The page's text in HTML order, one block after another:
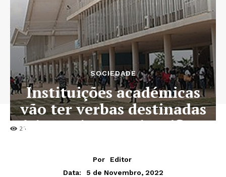
26
SOCIEDADE
Instituições académicas
vão ter verbas destinadas
à investigação científica
Por
Editor
Data:
5 de Novembro, 2022